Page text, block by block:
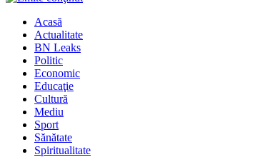
Acasă
Actualitate
BN Leaks
Politic
Economic
Educaţie
Cultură
Mediu
Sport
Sănătate
Spiritualitate